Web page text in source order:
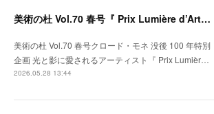
美術の杜 Vol.70 春号『 Prix Lumière d’Art ─ 芸術の光賞 』受賞者特集掲載
美術の杜 Vol.70 春号クロード・モネ 没後 100 年特別
企画 光と影に愛されるアーティスト『 Prix Lumièr…
2026.05.28 13:44